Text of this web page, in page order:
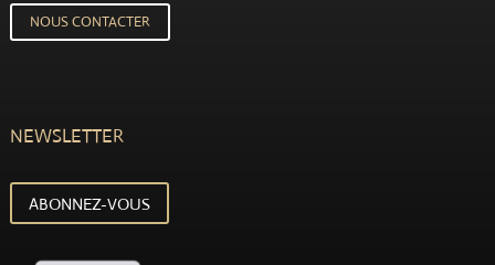
NOUS CONTACTER
NEWSLETTER
ABONNEZ-VOUS